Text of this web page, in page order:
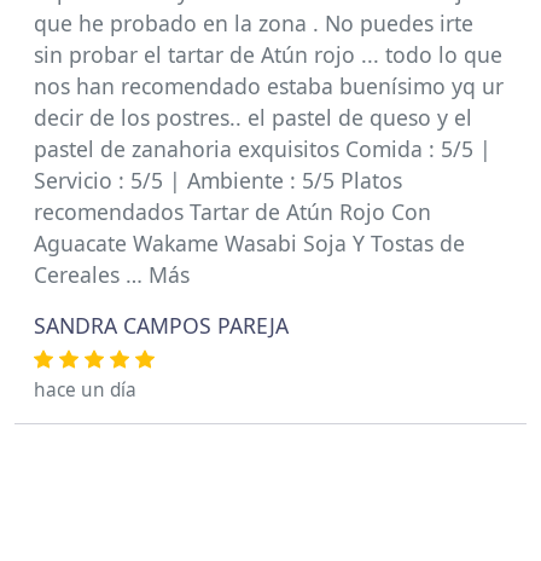
que he probado en la zona . No puedes irte
sin probar el tartar de Atún rojo ... todo lo que
nos han recomendado estaba buenísimo yq ur
decir de los postres.. el pastel de queso y el
pastel de zanahoria exquisitos Comida : 5/5 |
Servicio : 5/5 | Ambiente : 5/5 Platos
recomendados Tartar de Atún Rojo Con
Aguacate Wakame Wasabi Soja Y Tostas de
Cereales … Más
SANDRA CAMPOS PAREJA
hace un día